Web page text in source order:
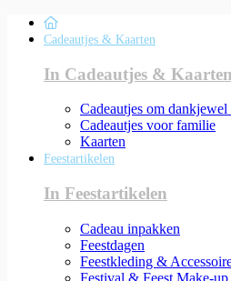
Cadeautjes & Kaarten
In Cadeautjes & Kaarten
Cadeautjes om dankjewel
Cadeautjes voor familie
Kaarten
Feestartikelen
In Feestartikelen
Cadeau inpakken
Feestdagen
Feestkleding &
Festival & Feest Make-up